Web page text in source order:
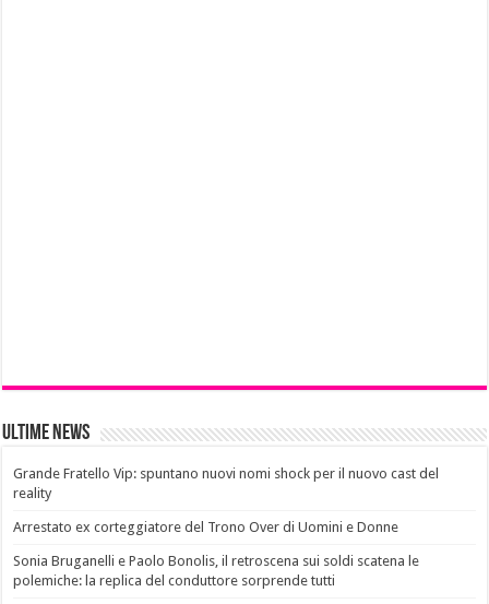
Ultime News
Grande Fratello Vip: spuntano nuovi nomi shock per il nuovo cast del
reality
Arrestato ex corteggiatore del Trono Over di Uomini e Donne
Sonia Bruganelli e Paolo Bonolis, il retroscena sui soldi scatena le
polemiche: la replica del conduttore sorprende tutti